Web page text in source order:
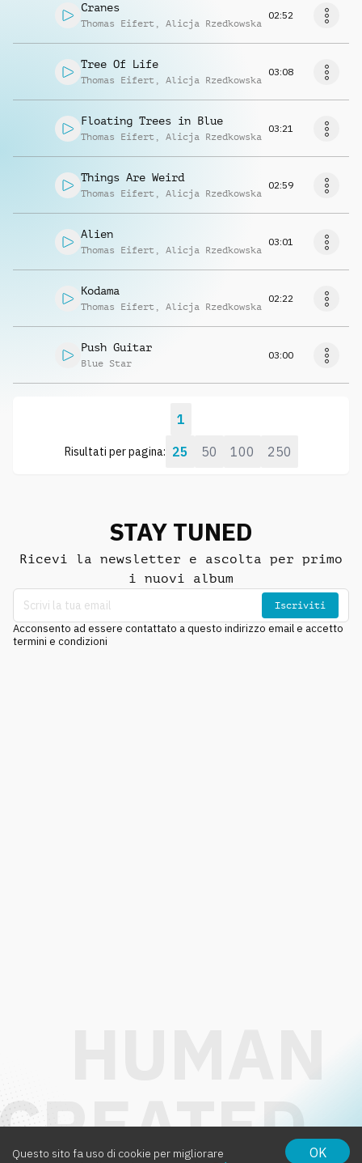
Cranes
Thomas Eifert , Alicja Rzedkowska
02:52
Tree Of Life
Thomas Eifert , Alicja Rzedkowska
03:08
Floating Trees in Blue
Thomas Eifert , Alicja Rzedkowska
03:21
Things Are Weird
Thomas Eifert , Alicja Rzedkowska
02:59
Alien
Thomas Eifert , Alicja Rzedkowska
03:01
Kodama
Thomas Eifert , Alicja Rzedkowska
02:22
Push Guitar
Blue Star
03:00
Risultati per pagina: 25 50 100 250
1
STAY TUNED
Ricevi la newsletter e ascolta per primo
i nuovi album
Iscriviti
Acconsento ad essere contattato a questo indirizzo email e accetto
termini e condizioni
Questo sito fa uso di cookie per migliorare
OK